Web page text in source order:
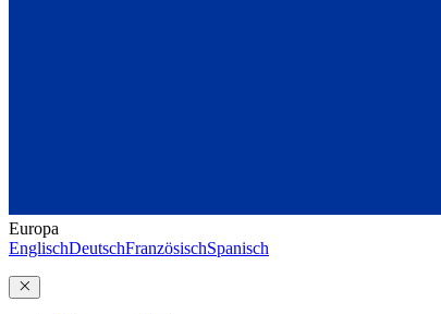
Europa
EnglischDeutschFranzösischSpanisch